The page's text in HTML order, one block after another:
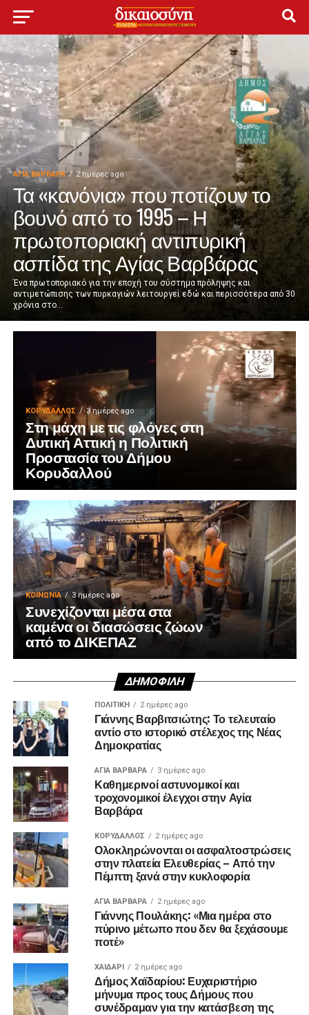
ΑΓΙΑ ΒΑΡΒΑΡΑ 2 ημέρες ago
Τα «κανόνια» που ποτίζουν το
βουνό από το 1995 – Η
πρωτοποριακή αντιπυρική
ασπίδα της Αγίας Βαρβάρας
Ένα πρωτοποριακό για την εποχή του σύστημα πρόληψης και
αντιμετώπισης των πυρκαγιών λειτουργεί εδώ και περισσότερα από 30
χρόνια στο...
ΚΟΡΥΔΑΛΛΟΣ 3 ημέρες ago
Στη μάχη με τις φλόγες στη
Δυτική Αττική η Πολιτική
Προστασία του Δήμου
Κορυδαλλού
ΚΟΙΝΩΝΊΑ 3 ημέρες ago
Συνεχίζονται μέσα στα
καμένα οι διασώσεις ζώων
από το ΔΙΚΕΠΑΖ
ΔΗΜΟΦΙΛΉ
ΠΟΛΙΤΙΚΉ 2 ημέρες ago
Γιάννης Βαρβιτσιώτης: Το τελευταίο
αντίο στο ιστορικό στέλεχος της Νέας
Δημοκρατίας
ΑΓΙΑ ΒΑΡΒΑΡΑ 3 ημέρες ago
Καθημερινοί αστυνομικοί και
τροχονομικοί έλεγχοι στην Αγία
Βαρβάρα
ΚΟΡΥΔΑΛΛΟΣ 2 ημέρες ago
Ολοκληρώνονται οι ασφαλτοστρώσεις
στην πλατεία Ελευθερίας – Από την
Πέμπτη ξανά στην κυκλοφορία
ΑΓΙΑ ΒΑΡΒΑΡΑ 2 ημέρες ago
Γιάννης Πουλάκης: «Μια ημέρα στο
πύρινο μέτωπο που δεν θα ξεχάσουμε
ποτέ»
ΧΑΪΔΑΡΙ 2 ημέρες ago
Δήμος Χαϊδαρίου: Ευχαριστήριο
μήνυμα προς τους Δήμους που
συνέδραμαν για την κατάσβεση της